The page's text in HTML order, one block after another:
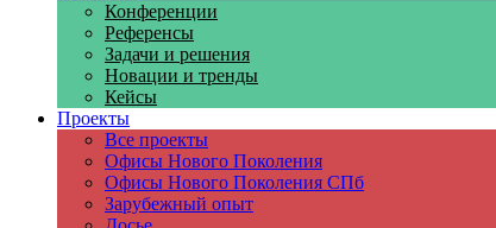
Конференции
Референсы
Задачи и решения
Новации и тренды
Кейсы
Проекты
Все проекты
Офисы Нового Поколения
Офисы Нового Поколения СПб
Зарубежный опыт